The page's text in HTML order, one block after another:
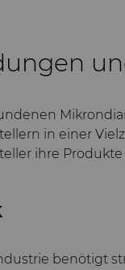
in einer
ihre
benötigt